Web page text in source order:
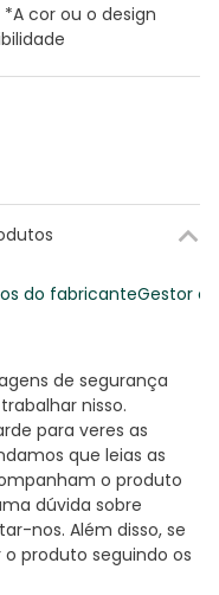
cor ou o design
do fabricanteGestor
de segurança
nisso.
para veres as
que leias as
o produto
dúvida sobre
nos. Além disso, se
produto seguindo os